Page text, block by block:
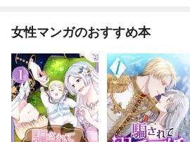
女性マンガのおすすめ本